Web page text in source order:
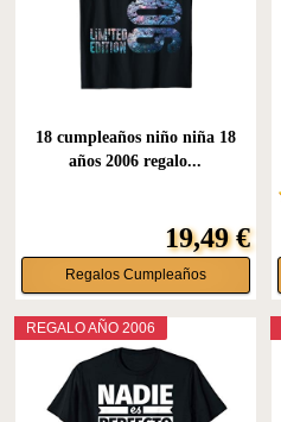
18 cumpleaños niño niña 18
años 2006 regalo...
19,49 €
Regalos Cumpleaños
REGALO AÑO 2006